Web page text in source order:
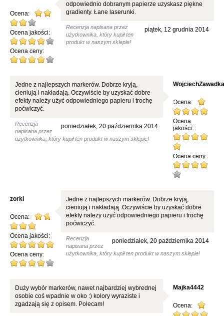
Ocena:
Ocena jakości:
Ocena ceny:
odpowiednio dobranym papierze uzyskasz piękne
gradienty. Łane laserunki.
piątek, 12 grudnia 2014
Recenzja napisana przez
użytkownika, który kupił ten
produkt w naszym sklepie!
Ocena:
Ocena
jakości:
Ocena ceny:
Jedne z najlepszych markerów. Dobrze kryją,
cieniują i nakładają. Oczywiście by uzyskać dobre
efekty należy użyć odpowiedniego papieru i trochę
poćwiczyć.
poniedziałek, 20 października 2014
Recenzja
napisana przez
użytkownika, który kupił ten produkt w naszym sklepie!
zorki
Ocena:
Ocena jakości:
Ocena ceny:
Jedne z najlepszych markerów. Dobrze kryją,
cieniują i nakładają. Oczywiście by uzyskać dobre
efekty należy użyć odpowiedniego papieru i trochę
poćwiczyć.
poniedziałek, 20 października 2014
Recenzja
napisana przez
użytkownika, który kupił ten produkt w naszym sklepie!
Majka4442
Ocena:
Duży wybór markerów, nawet najbardziej wybrednej
osobie coś wpadnie w oko :) kolory wyraziste i
zgadzają się z opisem. Polecam!